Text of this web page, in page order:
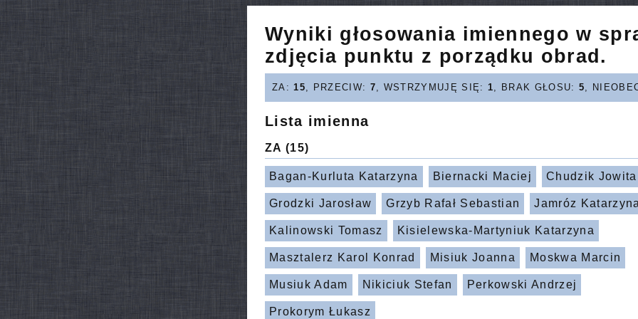
Wyniki głosowania imiennego w
zdjęcia punktu z porządku obrad.
ZA: 15 , PRZECIW: 7 , WSTRZYMUJĘ SIĘ: 1 , BRAK GŁOSU:5 ,
Lista imienna
ZA (15)
Bagan-Kurluta Katarzyna Biernacki Maciej Chudzik Jowita
Grodzki Jarosław Grzyb Rafał Sebastian Jamróz
Kalinowski Tomasz Kisielewska-Martyniuk Katarzyna
Masztalerz Karol Konrad Misiuk Joanna Moskwa Marcin
Musiuk Adam Nikiciuk Stefan Perkowski Andrzej
Prokorym Łukasz